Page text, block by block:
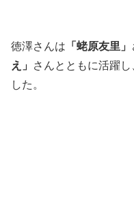
徳澤さんは 「蛯原友里」
え」
さんとともに活躍
した。